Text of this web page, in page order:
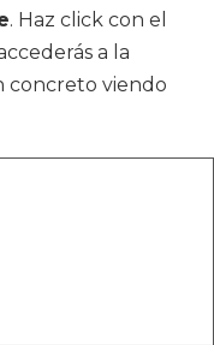
. Haz click con el
a la
concreto viendo